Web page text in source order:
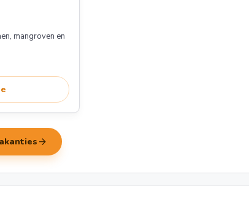
mangroven en
arrow_forward